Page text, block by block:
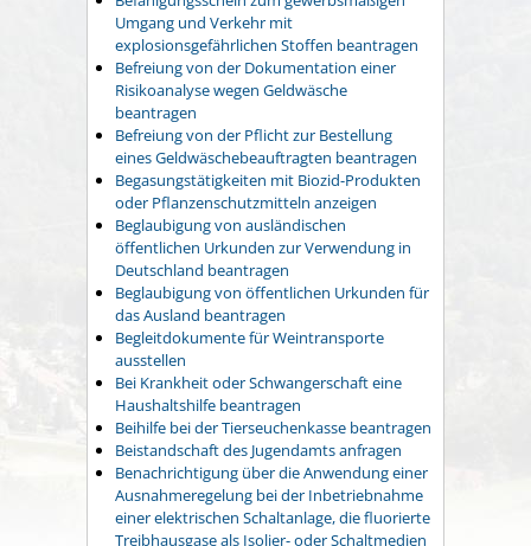
Umgang und Verkehr mit
explosionsgefährlichen Stoffen beantragen
Befreiung von der Dokumentation einer
Risikoanalyse wegen Geldwäsche
beantragen
Befreiung von der Pflicht zur Bestellung
eines Geldwäschebeauftragten beantragen
Begasungstätigkeiten mit Biozid-Produkten
oder Pflanzenschutzmitteln anzeigen
Beglaubigung von ausländischen
öffentlichen Urkunden zur Verwendung in
Deutschland beantragen
Beglaubigung von öffentlichen Urkunden für
das Ausland beantragen
Begleitdokumente für Weintransporte
ausstellen
Bei Krankheit oder Schwangerschaft eine
Haushaltshilfe beantragen
Beihilfe bei der Tierseuchenkasse beantragen
Beistandschaft des Jugendamts anfragen
Benachrichtigung über die Anwendung einer
Ausnahmeregelung bei der Inbetriebnahme
einer elektrischen Schaltanlage, die fluorierte
Treibhausgase als Isolier- oder Schaltmedien